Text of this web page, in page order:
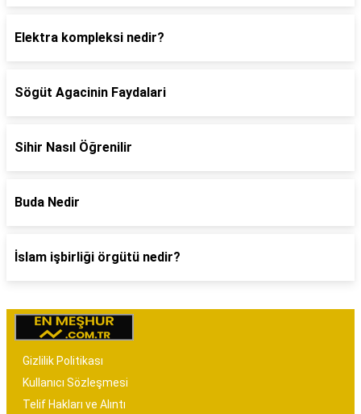
Elektra kompleksi nedir?
Sögüt Agacinin Faydalari
Sihir Nasıl Öğrenilir
Buda Nedir
İslam işbirliği örgütü nedir?
Gizlilik Politikası
Kullanıcı Sözleşmesi
Telif Hakları ve Alıntı